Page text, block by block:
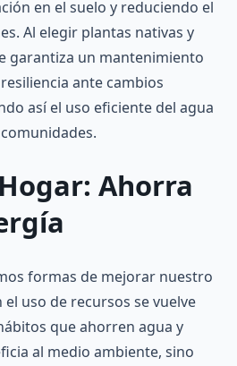
en el suelo y reduciendo el
Al elegir plantas nativas y
garantiza un mantenimiento
ante cambios
así el uso eficiente del agua
Ahorra
formas de mejorar nuestro
el uso de recursos se vuelve
que ahorren agua y
al medio ambiente, sino